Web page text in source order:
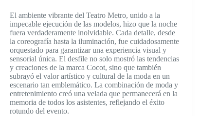
El ambiente vibrante del Teatro Metro, unido a la
impecable ejecución de las modelos, hizo que la noche
fuera verdaderamente inolvidable. Cada detalle, desde
la coreografía hasta la iluminación, fue cuidadosamente
orquestado para garantizar una experiencia visual y
sensorial única. El desfile no solo mostró las tendencias
y creaciones de la marca Cocot, sino que también
subrayó el valor artístico y cultural de la moda en un
escenario tan emblemático. La combinación de moda y
entretenimiento creó una velada que permanecerá en la
memoria de todos los asistentes, reflejando el éxito
rotundo del evento.